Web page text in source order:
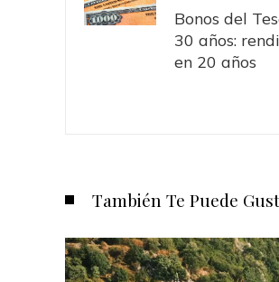
Bonos del
30 años:
en 20 años
También Te Puede